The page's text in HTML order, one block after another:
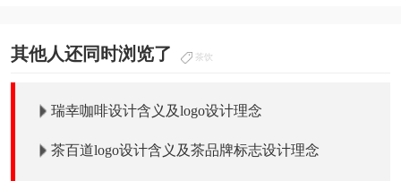
其他人还同时浏览了 茶饮
瑞幸咖啡设计含义及logo设计理念
茶百道logo设计含义及茶品牌标志设计理念